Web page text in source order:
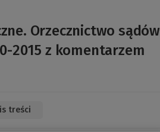
Orzecznictwo sądów
2015 z komentarzem
treści